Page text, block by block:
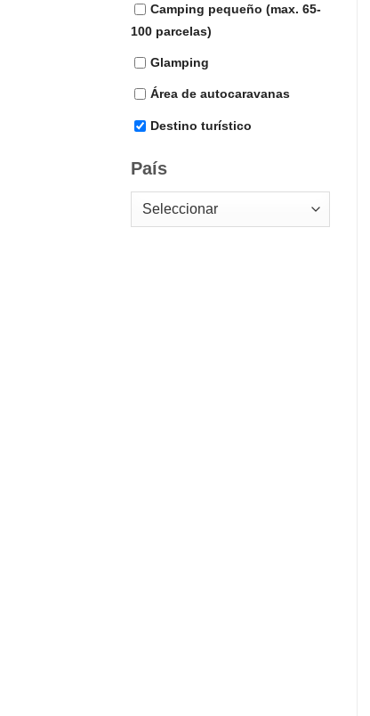
Camping pequeño (max. 65-
100 parcelas)
Glamping
Área de autocaravanas
Destino turístico
País